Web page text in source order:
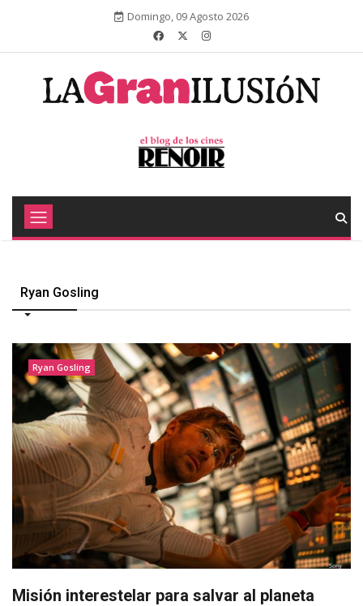
Domingo, 09 Agosto 2026
Ryan Gosling
Ryan Gosling
Misión interestelar para salvar al planeta